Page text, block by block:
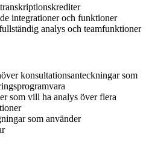
integrationer och funktioner
analys och teamfunktioner
konsultationsanteckningar som
som vill ha analys över flera
som använder